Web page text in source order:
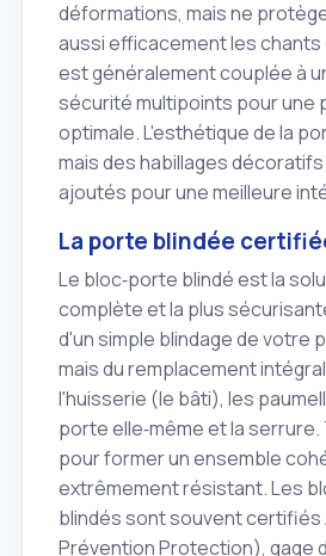
déformations, mais ne
aussi efficacement les chants
est généralement couplée à
sécurité multipoints pour une
optimale. L'esthétique de la
mais des habillages
ajoutés pour une meilleure
La porte blindée
Le bloc‑porte blindé est la
complète et la plus
d'un simple blindage de votre
mais du remplacement
l'huisserie (le bâti), les
porte elle‑même et la
pour former un ensemble
extrêmement résistant. Les
blindés sont souvent certifiés
Prévention Protection), gage